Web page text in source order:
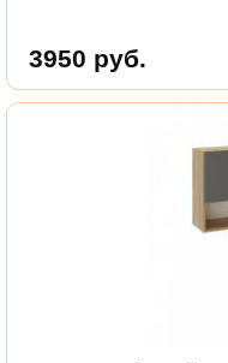
3950 руб.